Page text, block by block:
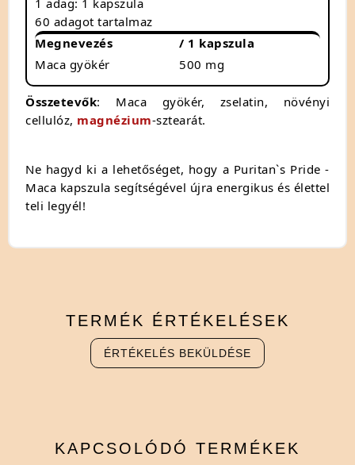
60 adagot tartalmaz
Megnevezés
/ 1 kapszula
Maca gyökér
500 mg
Összetevők: Maca gyökér, zselatin, növényi
cellulóz, magnézium-sztearát.
Ne hagyd ki a lehetőséget, hogy a Puritan`s Pride -
Maca kapszula segítségével újra energikus és élettel
teli legyél!
TERMÉK ÉRTÉKELÉSEK
ÉRTÉKELÉS BEKÜLDÉSE
KAPCSOLÓDÓ TERMÉKEK